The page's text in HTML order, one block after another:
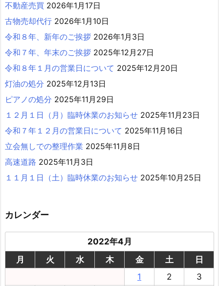
不動産売買 2026年1月17日
古物売却代行 2026年1月10日
令和８年、新年のご挨拶 2026年1月3日
令和７年、年末のご挨拶 2025年12月27日
令和８年１月の営業日について 2025年12月20日
灯油の処分 2025年12月13日
ピアノの処分 2025年11月29日
１２月１日（月）臨時休業のお知らせ 2025年11月23日
令和７年１２月の営業日について 2025年11月16日
立会無しでの整理作業 2025年11月8日
高速道路 2025年11月3日
１１月１日（土）臨時休業のお知らせ 2025年10月25日
カレンダー
2022年4月
月
火 水 木 金 土
日
1
2 3